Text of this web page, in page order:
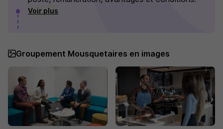
Voir plus
Groupement Mousquetaires en images